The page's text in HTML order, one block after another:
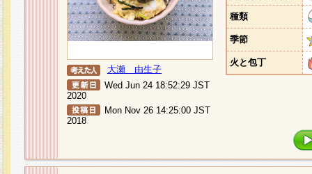
大瀬 由生子
Wed Jun 24 18:52:29 JST
2020
Mon Nov 26 14:25:00 JST
2018
種類
季節
火と包丁